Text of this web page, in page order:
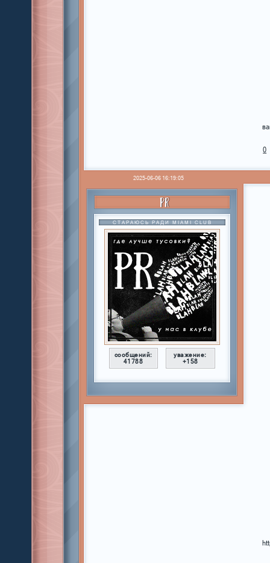
0
2025-06-06 16:19:05
PR
СТАРАЮСЬ РАДИ MIAMI CLUB
сообщений:
41788
уважение:
+158